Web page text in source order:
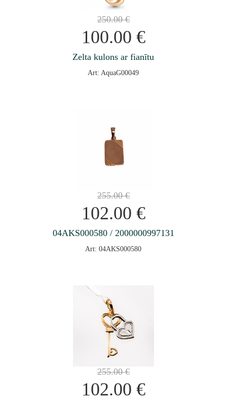
250.00€
100.00 €
Zelta kulons ar fianītu
Art: AquaG00049
255.00€
102.00 €
04AKS000580 / 2000000997131
Art: 04AKS000580
255.00€
102.00 €